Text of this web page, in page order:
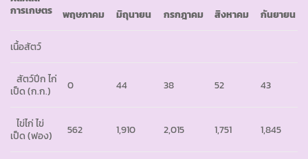
การเกษตร
พฤษภาคม มิถุนายน กรกฎาคม สิงหาคม กันยายน
เนื้อสัตว์
สัตว์ปีก ไก่
เป็ด (ก.ก.)
0 44 38 52 43
ไข่ไก่ ไข่
เป็ด (ฟอง)
562 1,910 2,015 1,751 1,845